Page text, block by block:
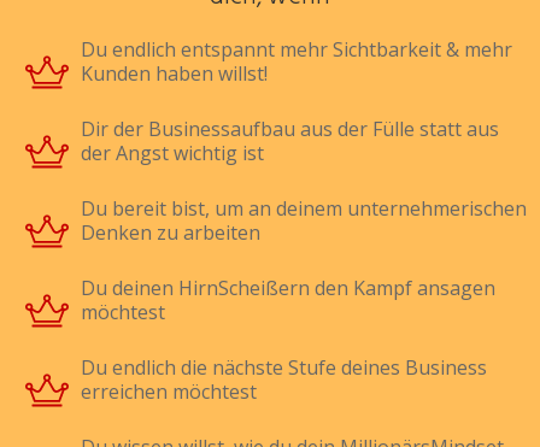
Du endlich entspannt mehr Sichtbarkeit & mehr
Kunden haben willst!
Dir der Businessaufbau aus der Fülle statt aus
der Angst wichtig ist
Du bereit bist, um an deinem unternehmerischen
Denken zu arbeiten
Du deinen HirnScheißern den Kampf ansagen
möchtest
Du endlich die nächste Stufe deines Business
erreichen möchtest